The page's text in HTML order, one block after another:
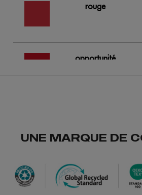
rouge
opportunité
UNE MARQUE DE